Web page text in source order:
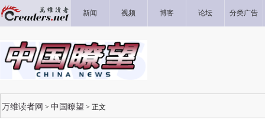
新闻 视频 博客 论坛 分类广告
万维读者网 > 中国瞭望 > 正文